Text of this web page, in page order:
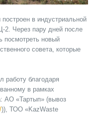
в индустриальной
2. Через пару дней после
посмотреть новый
совета, которые
работу благодаря
в рамках
АО «Тартып» (вывоз
)), ТОО «KazWaste